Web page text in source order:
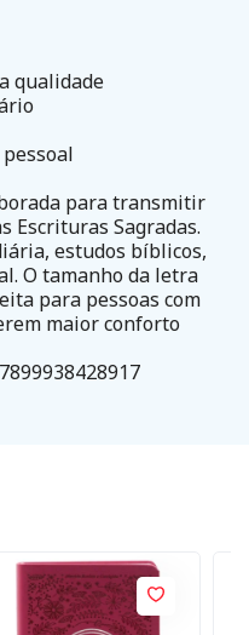
qualidade
para transmitir
Escrituras Sagradas.
estudos bíblicos,
O tamanho da letra
para pessoas com
maior conforto